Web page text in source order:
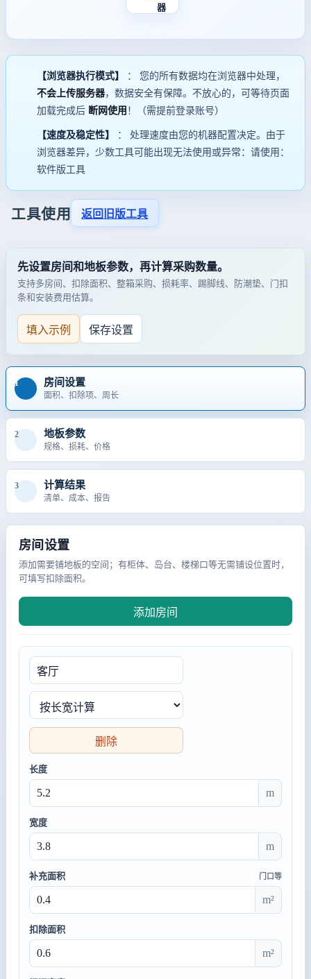
器
【浏览器执行模式】
： 您的所有数据均在浏览器中处理，
不会上传服务器，数据安全有保障。不放心的，可等待页面
加载完成后 断网使用 ！（需提前登录账号）
【速度及稳定性】
： 处理速度由您的机器配置决定。由于
浏览器差异，少数工具可能出现无法使用或异常：请使用：
软件版工具
工具使用 返回旧版工具
先设置房间和地板参数，再计算采购数量。
支持多房间、扣除面积、整箱采购、损耗率、踢脚线、防潮垫、门扣
条和安装费用估算。
填入示例 保存设置
1 房间设置
面积、扣除项、周长
2 地板参数
规格、损耗、价格
3 计算结果
清单、成本、报告
房间设置
添加需要铺地板的空间；有柜体、岛台、楼梯口等无需铺设位置时，
可填写扣除面积。
添加房间
删除
长度
m
宽度
m
补充面积 门口等
m²
扣除面积
m²